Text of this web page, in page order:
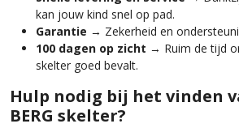
kan jouw kind snel op pad.
Garantie → Zekerheid en
100 dagen op zicht → Ruim de tijd
skelter goed bevalt.
Hulp nodig bij het vinden
BERG skelter?